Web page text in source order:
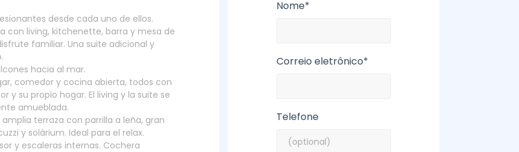
desde cada uno de ellos.
con living, kitchenette, barra y mesa de
familiar. Una suite adicional y
hacia al mar.
comedor y cocina abierta, todos con
y su propio hogar. El living y la suite se
amueblada.
terraza con parrilla a leña, gran
y solárium. Ideal para el relax.
y escaleras internas. Cochera
Nome*
Correio eletrônico*
Telefone